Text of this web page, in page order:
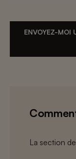
ENVOYEZ-MOI
La section